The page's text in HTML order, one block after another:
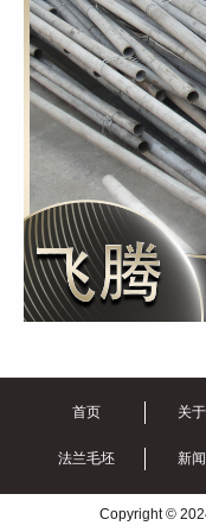
首页 关
法兰毛坯 新
Copyright ©